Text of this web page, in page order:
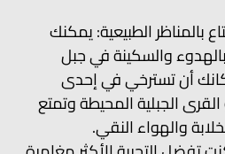
بالمناظر الطبيعية: يمكنك
والسكينة في جبل
أن تسترخي في إحدى
الجبلية المحيطة وتمتع
والهواء النقي.